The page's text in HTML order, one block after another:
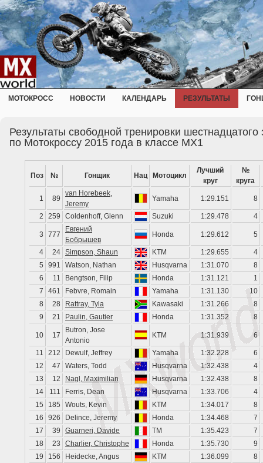
МОТОКРОСС НОВОСТИ КАЛЕНДАРЬ РЕЗУЛЬТАТЫ
Результаты свободной тренировки
по Мотокроссу 2015 года в классе MX1
Поз № Гонщик Нац Мотоцикл
Лучший
круг
№
круга
1 89
van Horebeek,
Jeremy
Yamaha 1:29.151 8
2 259 Coldenhoff, Glenn Suzuki 1:29.478 4
3 777
Евгений
Бобрышев
Honda 1:29.612 5
4 24 Simpson, Shaun KTM 1:29.655
4
5
991 Watson, Nathan Husqvarna 1:31.070
8
6
11 Bengtson, Filip Honda 1:31.121
1
7
461 Febvre, Romain Yamaha 1:31.130
10
8
28 Rattray, Tyla Kawasaki 1:31.266
8
9
21 Paulin, Gautier Honda 1:31.352 8
10 17
Butron, Jose
Antonio
KTM 1:31.939 6
11 212 Dewulf, Jeffrey Yamaha 1:32.228
6
12
47 Waters, Todd Husqvarna 1:32.438
4
13
12 Nagl, Maximilian Husqvarna 1:32.438
8
14
111 Ferris, Dean Husqvarna 1:33.706
4
15
185 Wouts, Kevin KTM 1:34.017
8
16
926 Delince, Jeremy Honda 1:34.468
7
17
39 Guarneri, Davide TM 1:35.423
7
18
23 Charlier, Christophe Honda 1:35.730
9
19
156 Heidecke, Angus KTM 1:36.099
8